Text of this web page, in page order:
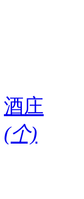
酒庄
(个)